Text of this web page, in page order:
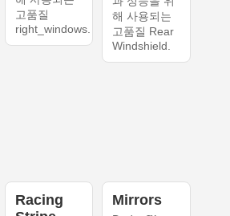
고품질
right_windows.
해 사용되는
고품질 Rear
Windshield.
Racing
Mirrors